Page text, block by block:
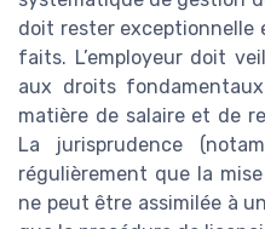
doit rester exceptionnelle
faits. L’employeur doit
aux droits
matière de salaire et de
La jurisprudence
régulièrement que la
ne peut être assimilée à